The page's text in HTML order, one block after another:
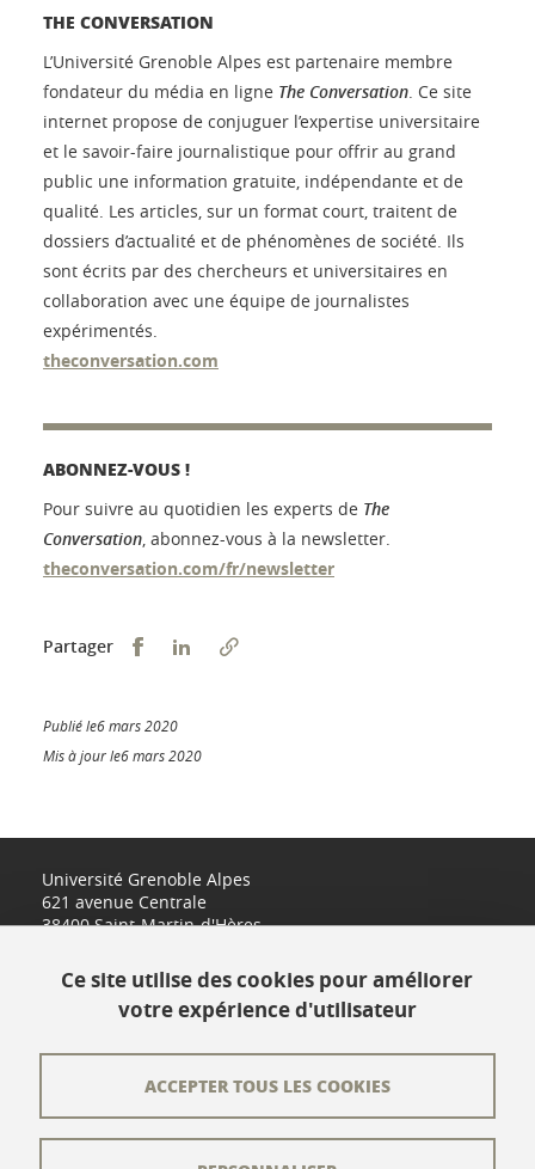
THE CONVERSATION
L’Université Grenoble Alpes est partenaire membre
fondateur du média en ligne The Conversation. Ce site
internet propose de conjuguer l’expertise universitaire
et le savoir-faire journalistique pour offrir au grand
public une information gratuite, indépendante et de
qualité. Les articles, sur un format court, traitent de
dossiers d’actualité et de phénomènes de société. Ils
sont écrits par des chercheurs et universitaires en
collaboration avec une équipe de journalistes
expérimentés.
theconversation.com
ABONNEZ-VOUS !
Pour suivre au quotidien les experts de The
Conversation, abonnez-vous à la newsletter.
theconversation.com/fr/newsletter
Partager Partager sur Facebook
Partager sur LinkedIn
Publié le6 mars 2020
Mis à jour le6 mars 2020
Université Grenoble Alpes
621 avenue Centrale
38400 Saint-Martin-d'Hères
L'équipe éditoriale
Ce site utilise des cookies pour améliorer
votre expérience d'utilisateur
ACCEPTER TOUS LES COOKIES